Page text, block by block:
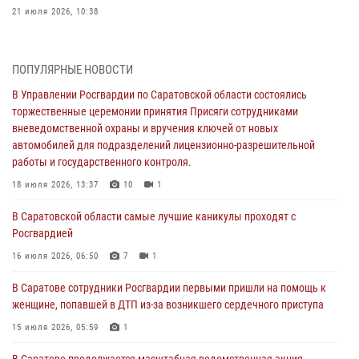
21 июля 2026, 10:38
вневедомственной охраны и вручения ключей от новых
автомобилей для подразделений лицензионно-разрешительной
работы и государственного контроля.
18 июля 2026, 13:37 10 1
В Саратовской области самые лучшие каникулы проходят с
Росгвардией
В Саратове сотрудники Росгвардии первыми пришли на помощь к
женщине, попавшей в ДТП из-за возникшего сердечного приступа
В Саратове продолжается масштабная ведомственная акция
"Каникулы с Росгвардией"
ПОПУЛЯРНЫЕ НОВОСТИ
В Управлении Росгвардии по Саратовской области состоялись
торжественные церемонии принятия Присяги сотрудниками
вневедомственной охраны и вручения ключей от новых
автомобилей для подразделений лицензионно-разрешительной
работы и государственного контроля.
18 июля 2026, 13:37 10 1
В Саратовской области самые лучшие каникулы проходят с
Росгвардией
16 июля 2026, 06:50 7 1
В Саратове сотрудники Росгвардии первыми пришли на помощь к
женщине, попавшей в ДТП из-за возникшего сердечного приступа
15 июля 2026, 05:59 1